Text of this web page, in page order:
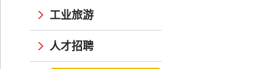
工业旅游
人才招聘